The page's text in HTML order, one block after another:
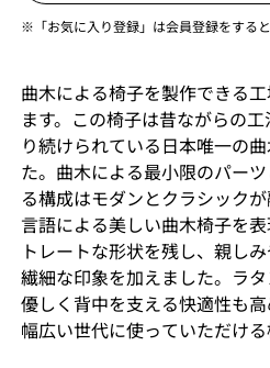
※「お気に入り登録」は会員登録をすると
曲木による椅子を製作できる
ます。この椅子は昔ながらの
り続けられている日本唯一の
た。曲木による最小限のパー
る構成はモダンとクラシック
言語による美しい曲木椅子を
トレートな形状を残し、親し
繊細な印象を加えました。ラタ
優しく背中を支える快適性も高
幅広い世代に使っていただける